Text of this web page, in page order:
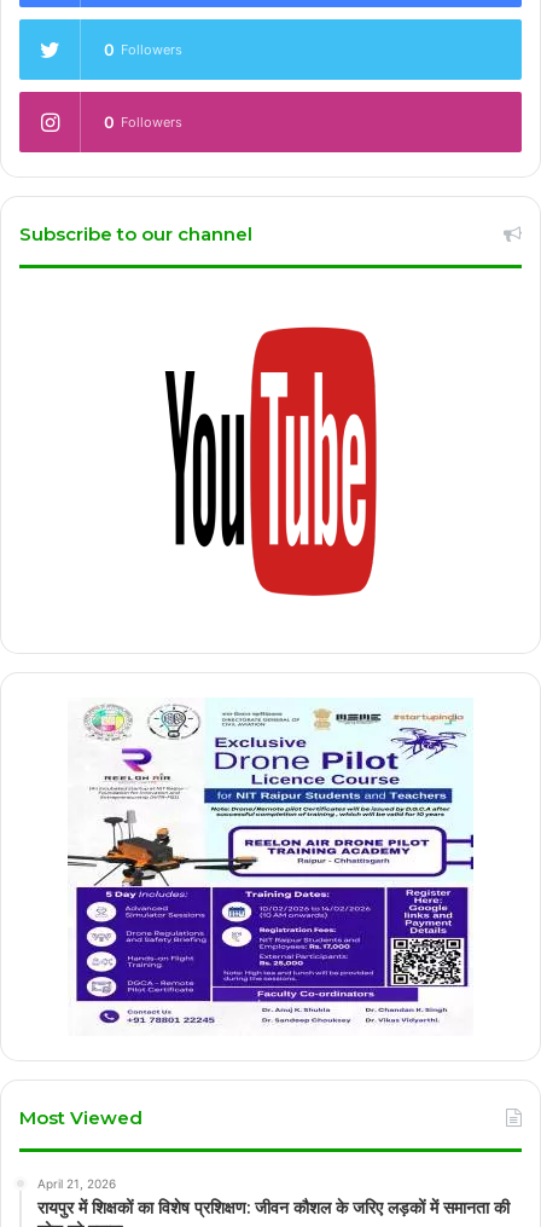
0 Followers
0 Followers
Subscribe to our channel
Most Viewed
April 21, 2026
रायपुर में शिक्षकों का विशेष प्रशिक्षण: जीवन कौशल के जरिए लड़कों में समानता की